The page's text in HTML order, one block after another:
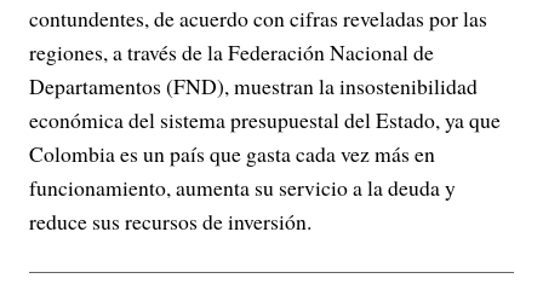
contundentes, de acuerdo con cifras reveladas por las
regiones, a través de la Federación Nacional de
Departamentos (FND), muestran la insostenibilidad
económica del sistema presupuestal del Estado, ya que
Colombia es un país que gasta cada vez más en
funcionamiento, aumenta su servicio a la deuda y
reduce sus recursos de inversión.